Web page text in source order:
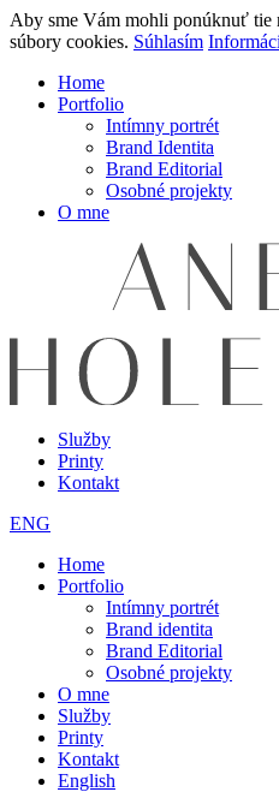
Aby sme Vám mohli ponúknuť tie
súbory cookies. Súhlasím
Home
Portfolio
Intímny portrét
Brand Identita
Brand Editorial
Osobné projekty
O mne
Služby
Printy
Kontakt
ENG
Home
Portfolio
Intímny portrét
Brand identita
Brand Editorial
Osobné projekty
O mne
Služby
Printy
Kontakt
English